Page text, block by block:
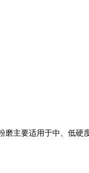
主要适用于中、低